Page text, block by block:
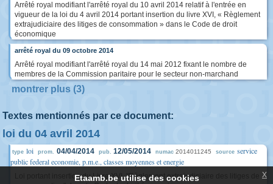
Arrêté royal modifiant l'arrêté royal du 10 avril 2014 relatif à l'entrée en
vigueur de la loi du 4 avril 2014 portant insertion du livre XVI, « Règlement
extrajudiciaire des litiges de consommation » dans le Code de droit
économique
arrêté royal du 09 octobre 2014
Arrêté royal modifiant l'arrêté royal du 14 mai 2012 fixant le nombre de
membres de la Commission paritaire pour le secteur non-marchand
montrer plus (3)
Textes mentionnés par ce document:
loi du 04 avril 2014
type loi prom. 04/04/2014 pub. 12/05/2014 numac 2014011245 source service
public federal economie, p.m.e., classes moyennes et energie
Loi portant insertion du Livre XVI, "Règlement extrajudiciaire des litiges de
Etaamb.be utilise des cookies x